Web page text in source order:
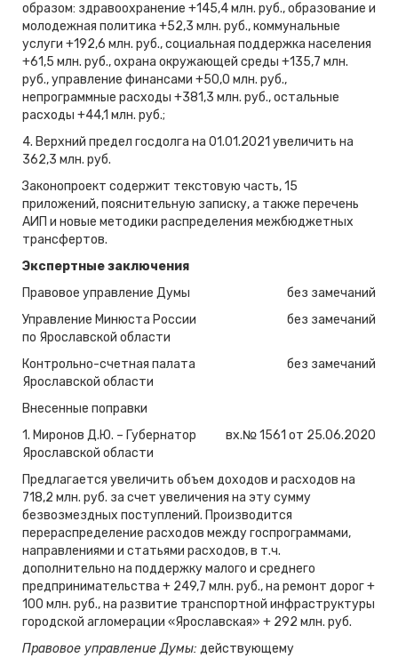
образом: здравоохранение +145,4 млн. руб., образование и
молодежная политика +52,3 млн. руб., коммунальные
услуги +192,6 млн. руб., социальная поддержка населения
+61,5 млн. руб., охрана окружающей среды +135,7 млн.
руб., управление финансами +50,0 млн. руб.,
непрограммные расходы +381,3 млн. руб., остальные
расходы +44,1 млн. руб.;
4. Верхний предел госдолга на 01.01.2021 увеличить на
362,3 млн. руб.
Законопроект содержит текстовую часть, 15
приложений, пояснительную записку, а также перечень
АИП и новые методики распределения межбюджетных
трансфертов.
Экспертные заключения
Правовое управление Думы
без замечаний
Управление Минюста России
по Ярославской области
без замечаний
Контрольно-счетная палата
Ярославской области
без замечаний
Внесенные поправки
1. Миронов Д.Ю. – Губернатор
Ярославской области
вх.№ 1561 от 25.06.2020
Предлагается увеличить объем доходов и расходов на
718,2 млн. руб. за счет увеличения на эту сумму
безвозмездных поступлений. Производится
перераспределение расходов между госпрограммами,
направлениями и статьями расходов, в т.ч.
дополнительно на поддержку малого и среднего
предпринимательства + 249,7 млн. руб., на ремонт дорог +
100 млн. руб., на развитие транспортной инфраструктуры
городской агломерации «Ярославская» + 292 млн. руб.
Правовое управление Думы: действующему